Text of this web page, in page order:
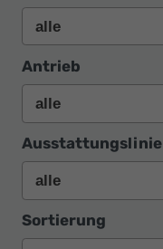
Antrieb
Ausstattungslinie
Sortierung